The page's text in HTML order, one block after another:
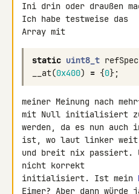
Ini drin oder draußen
Ich habe testweise das
Array mit
static uint8_t refSpec
__at(0x400) = {0};
meiner Meinung nach
mit Null initialisiert
werden, da es nun auch
ist, wo laut linker weit
und breit nix passiert.
nicht korrekt
initialisiert. Ist mein
Eimer? Aber dann würde